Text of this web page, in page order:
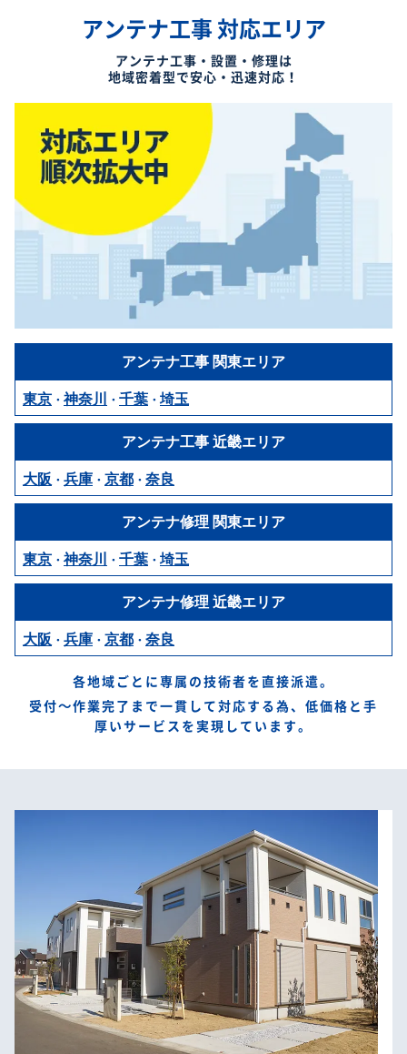
アンテナ工事 対応エリア
アンテナ工事・設置・修理は
地域密着型で安心・迅速対応！
アンテナ工事 関東エリア
東京 ・神奈川 ・ 千葉 ・ 埼玉
アンテナ工事 近畿エリア
大阪 ・ 兵庫 ・ 京都 ・ 奈良
アンテナ修理 関東エリア
東京 ・神奈川 ・ 千葉 ・ 埼玉
アンテナ修理 近畿エリア
大阪 ・ 兵庫 ・ 京都 ・ 奈良
各地域ごとに専属の技術者を直接派遣。
受付～作業完了まで一貫して対応する為、低価格と手
厚いサービスを実現しています。